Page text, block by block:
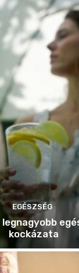
EGÉSZSÉG
legnagyobb
kockázata